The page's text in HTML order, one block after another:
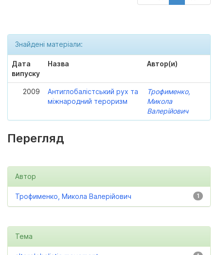
Знайдені матеріали:
Дата
випуску
Назва Автор(и)
2009
Антиглобалістський рух та
міжнародний тероризм
Трофименко,
Микола
Валерійович
Перегляд
Автор
1
Трофименко, Микола Валерійович
Тема